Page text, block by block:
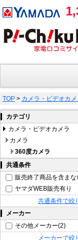
TOP > カメラ・ビデオカメ
カテゴリ
カメラ・ビデオカメラ
カメラ
360度カメラ
共通条件
販売終了商品を含まな
ヤマダWEB販売有り
共通条件で絞
メーカー
その他メーカー(2)
メーカーで絞